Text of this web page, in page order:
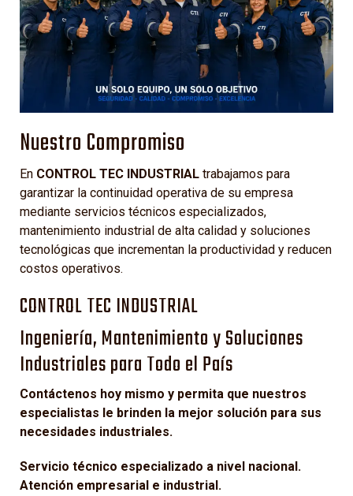
Nuestro Compromiso
En CONTROL TEC INDUSTRIAL trabajamos para
garantizar la continuidad operativa de su empresa
mediante servicios técnicos especializados,
mantenimiento industrial de alta calidad y soluciones
tecnológicas que incrementan la productividad y reducen
costos operativos.
CONTROL TEC INDUSTRIAL
Ingeniería, Mantenimiento y Soluciones
Industriales para Todo el País
Contáctenos hoy mismo y permita que nuestros
especialistas le brinden la mejor solución para sus
necesidades industriales.
Servicio técnico especializado a nivel nacional.
Atención empresarial e industrial.